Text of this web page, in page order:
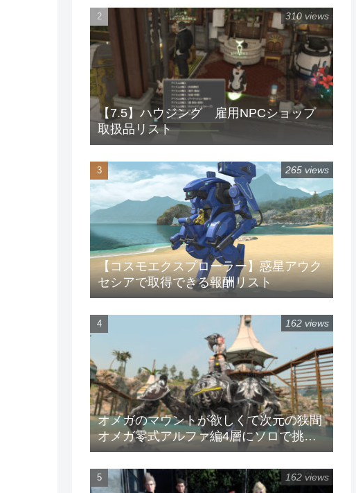
【7.5】ハウジング 雇用NPCショップ
取扱品リスト
310 views
【コスモエクスプローラー】惑星アウク
セシアで取得できる報酬リスト
265 views
オメガのマウントが欲しくて次元の狭間
オメガ零式アルファ編4層にソロで挑戦
してみた
162 views
162 views